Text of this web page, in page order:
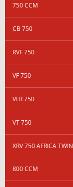
750 CCM
CB 750
RVF 750
VF 750
VFR 750
VT 750
XRV 750 AFRICA TWIN
800 CCM